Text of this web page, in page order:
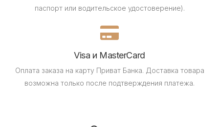
паспорт или водительское удостоверение).
Visa и MasterCard
Оплата заказа на карту Приват Банка. Доставка товара
возможна только после подтверждения платежа.